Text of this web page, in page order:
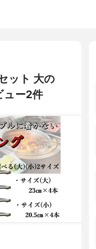
ット 大の
ュー2件